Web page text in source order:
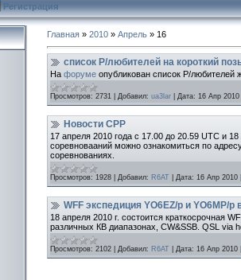
Регистрация
Главная » 2010 » Апрель » 16
cписок Р/любителей на короткий
На форуме опубликован список Р/любителей
Просмотров: 2731 Добавил: ua3lar Дата: 16 Апр 2010
Новости СРР
17 апреля 2010 года с 17.00 до 20.59 UTC и
соревновааний можно ознакомиться по
соревнованиях.
Просмотров: 1928 Добавил: R6AT Дата: 16 Апр 2010
WFF экспедиция YO6EZ/p и YO6MP/
18 апреля 2010 г. состоится краткосрочная
различных КВ диапазонах, CW&SSB. QSL via
Просмотров: 2102 Добавил: R6AT Дата: 16 Апр 2010